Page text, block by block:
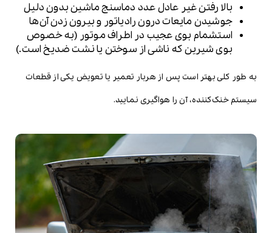
بالا رفتن غیر عادل عدد دماسنج ماشین بدون دلیل
جوشیدن مایعات درون رادیاتور و بیرون زدن آن‌ها
استشمام بوی عجیب در اطراف موتور (به خصوص
بوی شیرین که ناشی از سوختن یا نشت ضدیخ است.)
به طور کلی بهتر است پس از هربار تعمیر یا تعویض یکی از قطعات
سیستم خنک‌کننده، آن را هواگیری نمایید.